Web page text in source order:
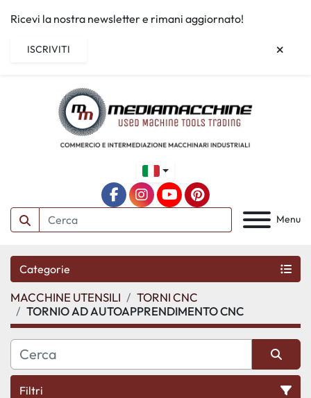
Ricevi la nostra newsletter e rimani aggiornato!
ISCRIVITI
Menu
facebookinstagram
youtubepinterest
Categorie
MACCHINE UTENSILI
TORNI CNC
TORNIO AD AUTOAPPRENDIMENTO CNC
Filtri